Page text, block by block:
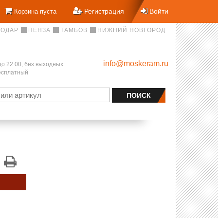
Корзина пуста Регистрация Войти
ПЕНЗА ТАМБОВ
НИЖНИЙ НОВГОРОД
22:00, без выходных
info@moskeram.ru